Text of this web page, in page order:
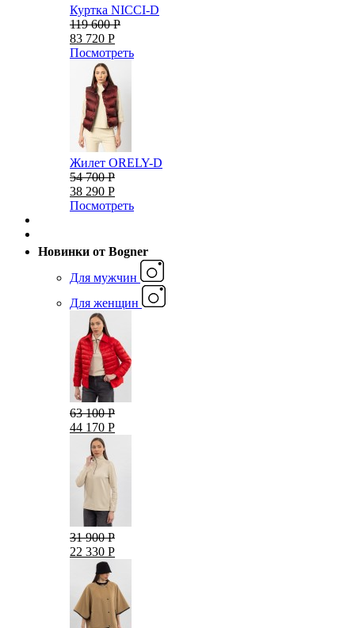
Куртка NICCI-D
119 600 Р
83 720 Р
Посмотреть
Жилет ORELY-D
54 700 Р
38 290 Р
Посмотреть
Новинки от Bogner
Для мужчин
Для женщин
63 100 Р
44 170 Р
31 900 Р
22 330 Р